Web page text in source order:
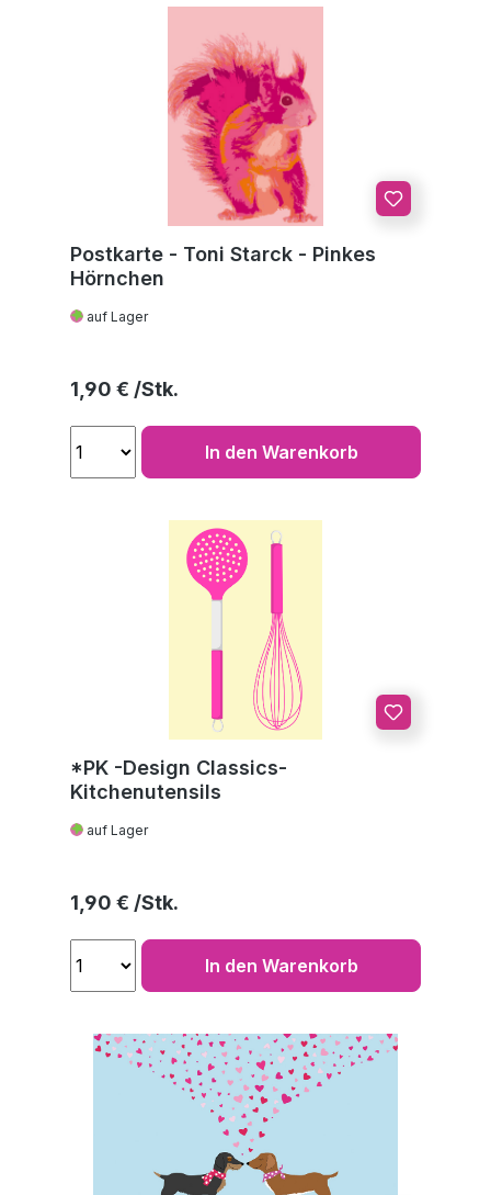
Postkarte - Toni Starck - Pinkes
Hörnchen
auf Lager
Regulärer Preis:
1,90 €
In den Warenkorb
*PK -Design Classics-
Kitchenutensils
auf Lager
Regulärer Preis:
1,90 €
In den Warenkorb